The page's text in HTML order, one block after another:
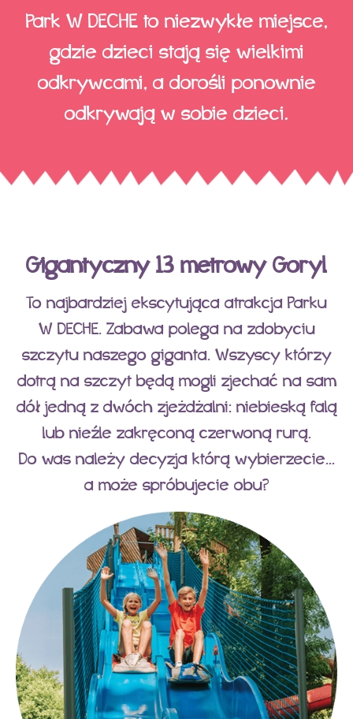
Park W DECHE to niezwykłe miejsce,
gdzie dzieci stają się wielkimi
odkrywcami, a dorośli ponownie
odkrywają w sobie dzieci.
Gigantyczny 13 metrowy Goryl
To najbardziej ekscytująca atrakcja Parku
W DECHE. Zabawa polega na zdobyciu
szczytu naszego giganta. Wszyscy którzy
dotrą na szczyt będą mogli zjechać na sam
dół jedną z dwóch zjeżdżalni: niebieską falą
lub nieźle zakręconą czerwoną rurą.
Do was należy decyzja którą wybierzecie...
a może spróbujecie obu?